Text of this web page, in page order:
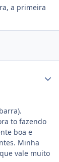
a primeira
to fazendo
boa e
Minha
vale muito